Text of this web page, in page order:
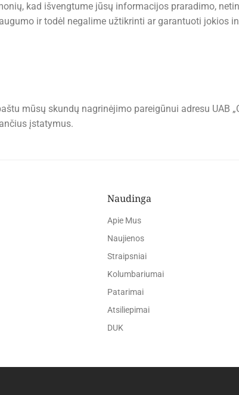
kad išvengtume jūsų informacijos praradimo,
ir todėl negalime užtikrinti ar garantuoti jokios
mūsų skundų nagrinėjimo pareigūnui adresu UAB
įstatymus.
Naudinga
Apie Mus
Naujienos
Straipsniai
Kolumbariumai
Patarimai
Atsiliepimai
DUK